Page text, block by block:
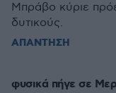
Μπράβο κύριε
δυτικούς.
ΑΠΑΝΤΗΣΗ
φυσικά πήγε σε